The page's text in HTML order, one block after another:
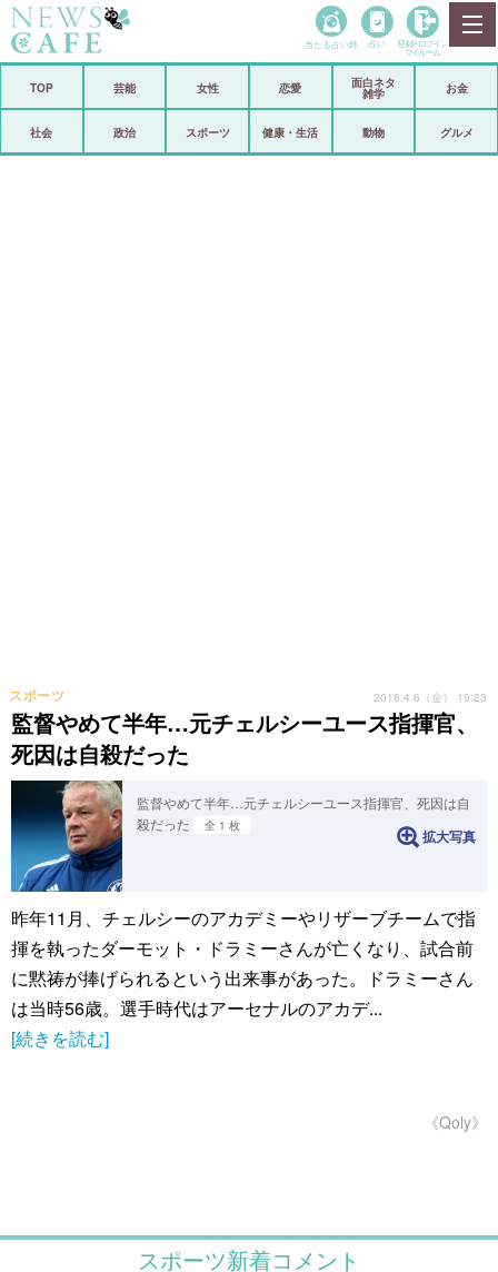
政治
当たる占い師 占い 登録• ログイン
マイルーム
TOP 芸能 女性 恋愛
面白ネタ
雑学
お金
社会 政治 スポーツ 健康・生活 動物 グルメ
監督やめて半年…元チェルシーユース指揮官、
死因は自殺だった
スポーツ 2018.4.6（金） 19:23
監督やめて半年…元チェルシーユース指揮官、死因は自
殺だった
全 1 枚
拡大写真
昨年11月、チェルシーのアカデミーやリザーブチームで指
揮を執ったダーモット・ドラミーさんが亡くなり、試合前
に黙祷が捧げられるという出来事があった。ドラミーさん
は当時56歳。選手時代はアーセナルのアカデ...
[続きを読む]
《Qoly》